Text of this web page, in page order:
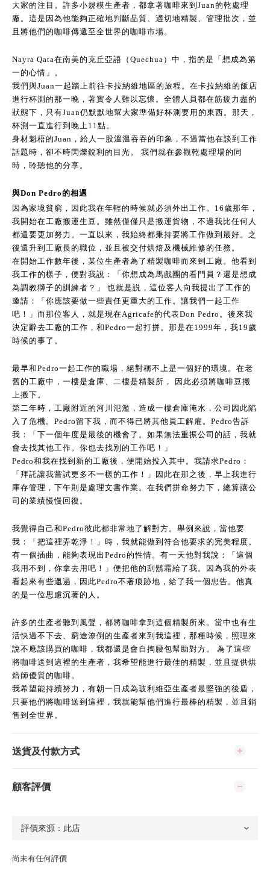
大家的注目。許多小規模生產者，都拿著咖啡來到Juan的乾處理
廠。這是因為他能夠正確地判斷品質、適切地精製、管理批次，並
且將他們的咖啡傳遞至全世界的咖啡市場。
Nayra Qata在南美的克丘亞語（Quechua）中，指的是「想成為第
一的心情」。
我們與Juan一起踏上前往卡拉納維地區的旅程。在卡拉納維的飯店
進行杯測的那一晚，著實令人難以忘懷。全體人員都在筋疲力盡的
狀態下，只有Juan仍默默地幫大家準備好杯測要用的東西。那天，
杯測一直進行到晚上11點。
身材魁梧的Juan，給人一股溫溫吞吞的印象，不過當他在談到工作
話題時，卻不時閃爍銳利的目光。 我們就在參觀乾處理場的同
時，聆聽他的分享。
與Don Pedro的相遇
因為家境貧窮，因此我在年輕的時候就必須外出工作。16歲那年，
我開始在工廠搬運生豆。雖然僅僅只是搬運貨物，不過我比任何人
都還要更加努力。一直以來，我始終都秉持要將工作做到最好。之
後還升到工廠長的職位，並且被交付烘焙及機械維修的任務。
在開始工作數年後，某位生產者為了精製咖啡而來到工廠。他看到
我工作的樣子，便對我說：「你想成為馬戲團的看門員？還是想成
為調教獅子的訓練者？」 也就是説，這位客人向我提出了工作的
邀請：「你應該要做一些責任更重大的工作。讓我們一起工作
吧！」而那位客人，就是現在Agricafe的代表Don Pedro。後來我
決定辭去工廠的工作，和Pedro一起打拼。那是在1999年，我19歲
時候的事了。
最早和Pedro一起工作的職場，絕對稱不上是一個好的環境。在老
舊的工廠中，一樓是倉庫、二樓是精製所， 因此必須將咖啡豆搬
上搬下。
第二年時，工廠附近的河川氾濫，造成一樓倉庫淹水，公司因此陷
入了危機。Pedro留下我，而不得已將其他員工解雇。Pedro告訴
我：「下一個年度是最後的機會了。如果無法重振公司的話，我就
會去找其他工作。你也去找別的工作吧！」
Pedro和我在找到新的工廠後，便開始投入其中。我請求Pedro：
「拜託讓我嘗試更多不一樣的工作！」因此在那之後，早上我進行
庫存管理，下午則是處理文書作業。在我們拼命努力下，總算讓公
司的業績慢慢回復。
我覺得自己和Pedro彼此都非常地了解對方。舉例來說，當他要
我：「把這裡弄乾淨！」時，我就能做到符合他要求的完美程度。
有一個插曲，能夠表現出Pedro的性情。有一天他對我說：「這個
我用不到，你拿去用吧！」便把他的刮鬍霜給了我。因為我的外表
看起來有些邋遢，因此Pedro不著痕跡地，給了我一個忠告。他真
的是一位思慮沉著的人。
許多的生產者聽到風聲，都將咖啡拿到這個精製所來。當中也有生
活快過不下去、窮途潦倒的生產者來到我這裡，那種時候，照理來
說不應該購買的咖啡，我都還是會自掏腰包幫助對方。 為了這些
將咖啡送到這裡的生產者，我希望能進行最佳的精製，並且提供烘
焙師優質的咖啡。
我希望能持續努力，有朝一日成為玻利維亞生產者最堅強的後盾，
只要他們將咖啡送到這裡，我就能幫他們進行最棒的精製，並且銷
售到全世界。
送貨及付款方式
顧客評價
尚未有任何評價